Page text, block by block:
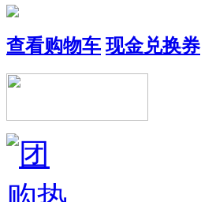
查看购物车 现金兑换券